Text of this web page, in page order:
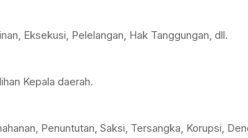
Eksekusi, Pelelangan, Hak Tanggungan, dll.
Kepala daerah.
Penuntutan, Saksi, Tersangka, Korupsi,